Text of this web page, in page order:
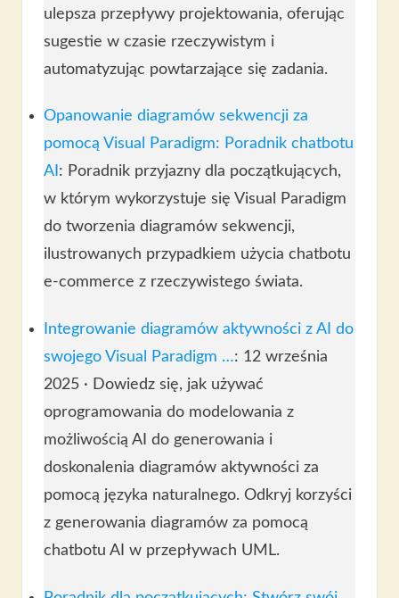
ulepsza przepływy projektowania, oferując
sugestie w czasie rzeczywistym i
automatyzując powtarzające się zadania.
Opanowanie diagramów sekwencji za
pomocą Visual Paradigm: Poradnik chatbotu
AI : Poradnik przyjazny dla początkujących,
w którym wykorzystuje się Visual Paradigm
do tworzenia diagramów sekwencji,
ilustrowanych przypadkiem użycia chatbotu
e-commerce z rzeczywistego świata.
Integrowanie diagramów aktywności z AI do
swojego Visual Paradigm …: 12 września
2025 · Dowiedz się, jak używać
oprogramowania do modelowania z
możliwością AI do generowania i
doskonalenia diagramów aktywności za
pomocą języka naturalnego. Odkryj korzyści
z generowania diagramów za pomocą
chatbotu AI w przepływach UML.